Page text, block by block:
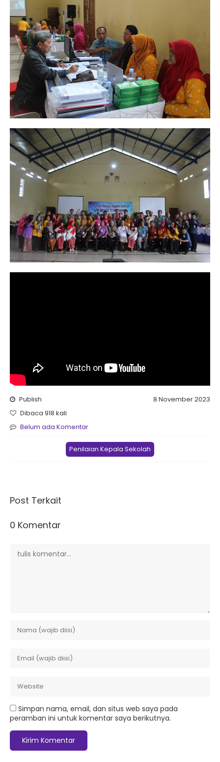
Publish
8 November 2023
Dibaca 918 kali
Belum ada Komentar
Penilaian Kepala Sekolah
Post Terkait
0 Komentar
Simpan nama, email, dan situs web saya pada
peramban ini untuk komentar saya berikutnya.